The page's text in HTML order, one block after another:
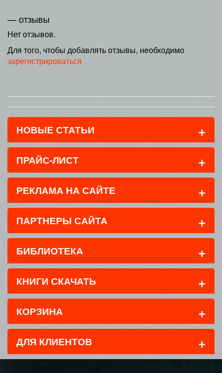
— отзывы
Нет отзывов.
Для того, чтобы добавлять отзывы, необходимо
зарегистрироваться
НОВЫЕ СТАТЬИ +
ПРАЙС-ЛИСТ +
РЕКЛАМА НА САЙТЕ +
ПАРТНЕРЫ САЙТА +
БИБЛИОТЕКА +
КНИГИ СКАЧАТЬ +
КОРЗИНА +
ДЛЯ КЛИЕНТОВ +